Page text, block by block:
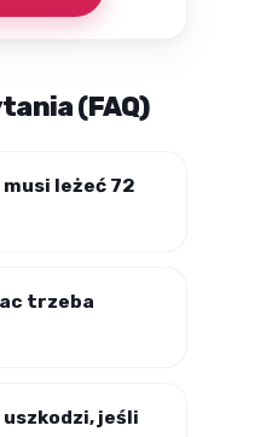
(FAQ)
leżeć 72
trzeba
jeśli